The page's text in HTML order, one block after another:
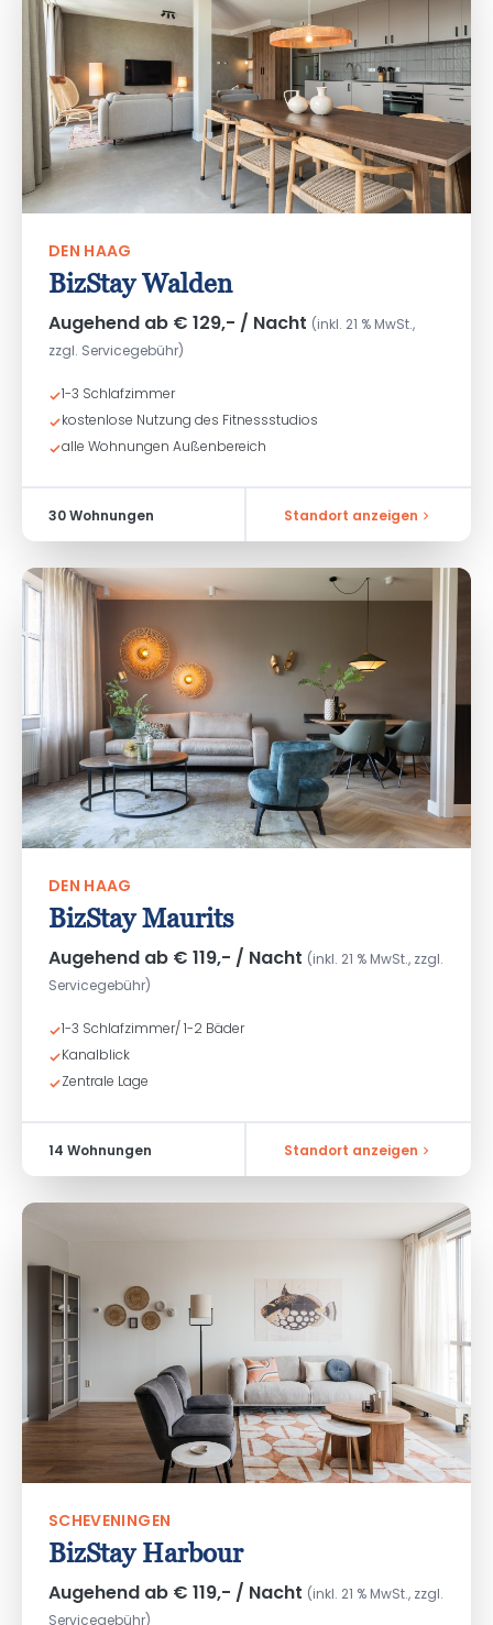
DEN HAAG
BizStay Walden
Augehend ab € 129,- / Nacht (inkl. 21 % MwSt.,
zzgl. Servicegebühr)
1-3 Schlafzimmer
kostenlose Nutzung des Fitnessstudios
alle Wohnungen Außenbereich
30 Wohnungen Standort anzeigen
DEN HAAG
BizStay Maurits
Augehend ab € 119,- / Nacht (inkl. 21 % MwSt., zzgl.
Servicegebühr)
1-3 Schlafzimmer/ 1-2 Bäder
Kanalblick
Zentrale Lage
14 Wohnungen Standort anzeigen
SCHEVENINGEN
BizStay Harbour
Augehend ab € 119,- / Nacht (inkl. 21 % MwSt., zzgl.
Servicegebühr)